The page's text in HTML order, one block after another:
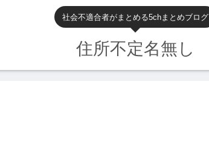
社会不適合者がまとめる5chまとめブログ
住所不定名無し